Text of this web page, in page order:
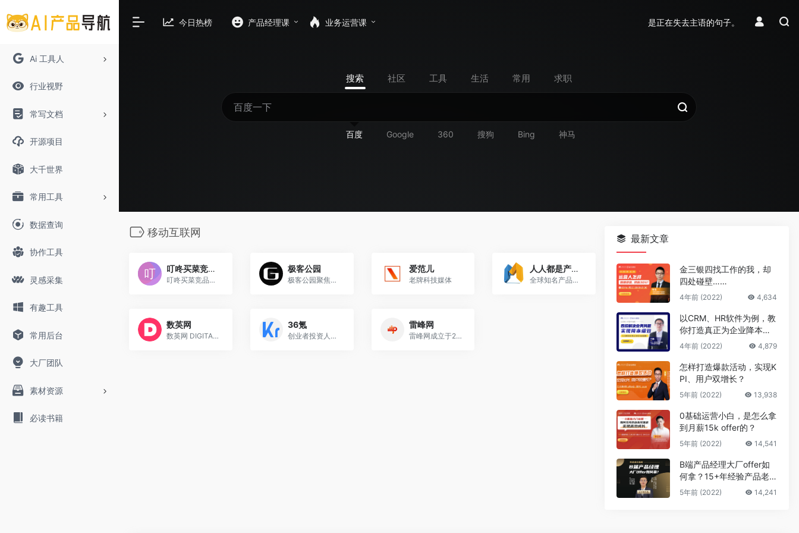
Ai 工具人
行业视野
常写文档
开源项目
大千世界
常用工具
数据查询
协作工具
灵感采集
有趣工具
常用后台
大厂团队
素材资源
必读书籍
今日热榜 产品经理课 业务运营课 是正在失去主语的句子。
搜索 社区 工具 生活 常用 求职
百度 Google 360 搜狗 Bing 神马
移动互联网
叮咚买菜竞品分析文档
叮咚买菜竞品分析文档
极客公园
极客公园聚焦互联网领域，跟踪新鲜的科技新闻动态，关注极具创新精神的科技产品。
爱范儿
老牌科技媒体
人人都是产品经理
全球知名产品经理社区
数英网
数英网 DIGITALING是大中华区权威数字媒体及职业招聘社交平台,内容涵盖市场营销、广告传媒、创意设计、电商、移动互联网等各数字相关领域.致力于整合数字业界信息,受益于访问者数英网@DIGITALING
36氪
创业者投资人爱看
雷峰网
雷峰网成立于2011年，秉承“关注智能与未来”的宗旨，持续对全球前沿技术趋势与产品动态进行深入调研与解读，是国内具有代表性的实力型科技新媒体与信息服务平台.
最新文章
金三银四找工作的我，却
四处碰壁……
4年前 (2022) 4,634
以CRM、HR软件为例，教
你打造真正为企业降本增
效的B端产品
4年前 (2022) 4,879
怎样打造爆款活动，实现K
PI、用户双增长？
5年前 (2022) 13,938
0基础运营小白，是怎么拿
到月薪15k offer的？
5年前 (2022) 14,541
B端产品经理大厂offer如
何拿？15+年经验产品老
司机告诉你答案
5年前 (2022) 14,241